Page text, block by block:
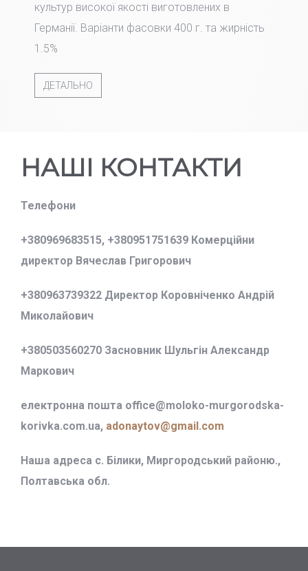
культур високої якості виготовлених в
Германії. Варіанти фасовки 400 г. та жирність
1.5%
ДЕТАЛЬНО
НАШІ КОНТАКТИ
Телефони
+380969683515, +380951751639 Комерційни
директор Вячеслав Григорович
+380963739322 Директор Коровніченко Андрій
Миколайович
+380503560270 Засновник Шульгін Александр
Маркович
електронна пошта office@moloko-murgorodska-
korivka.com.ua, adonaytov@gmail.com
Наша адреса с. Білики, Миргородський районю.,
Полтавська обл.